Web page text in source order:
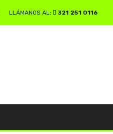
LLÁMANOS AL: 321 251 0116